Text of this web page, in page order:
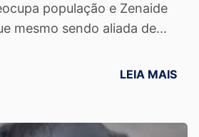
população e Zenaide
mesmo sendo aliada de...
pelo email LEIA MAIS